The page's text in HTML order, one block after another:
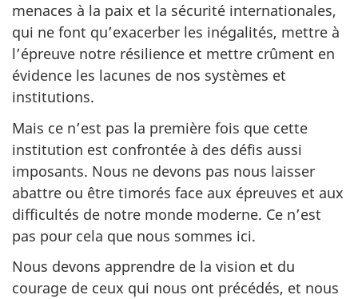
menaces à la paix et la sécurité internationales,
qui ne font qu’exacerber les inégalités, mettre à
l’épreuve notre résilience et mettre crûment en
évidence les lacunes de nos systèmes et
institutions.
Mais ce n’est pas la première fois que cette
institution est confrontée à des défis aussi
imposants. Nous ne devons pas nous laisser
abattre ou être timorés face aux épreuves et aux
difficultés de notre monde moderne. Ce n’est
pas pour cela que nous sommes ici.
Nous devons apprendre de la vision et du
courage de ceux qui nous ont précédés, et nous